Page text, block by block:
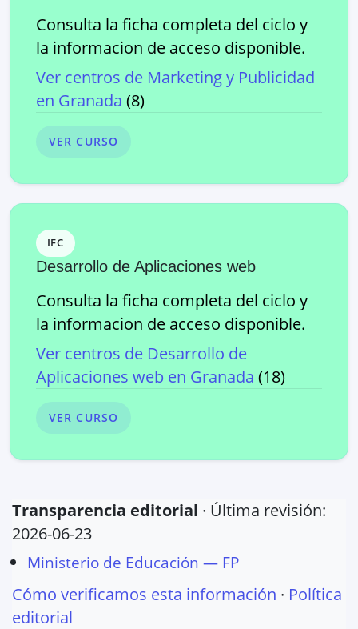
Consulta la ficha completa del ciclo y
la informacion de acceso disponible.
Ver centros de Marketing y Publicidad
en Granada (8)
VER CURSO
IFC
Desarrollo de Aplicaciones web
Consulta la ficha completa del ciclo y
la informacion de acceso disponible.
Ver centros de Desarrollo de
Aplicaciones web en Granada (18)
VER CURSO
Transparencia editorial · Última revisión:
2026-06-23
Ministerio de Educación — FP
Cómo verificamos esta información · Política
editorial